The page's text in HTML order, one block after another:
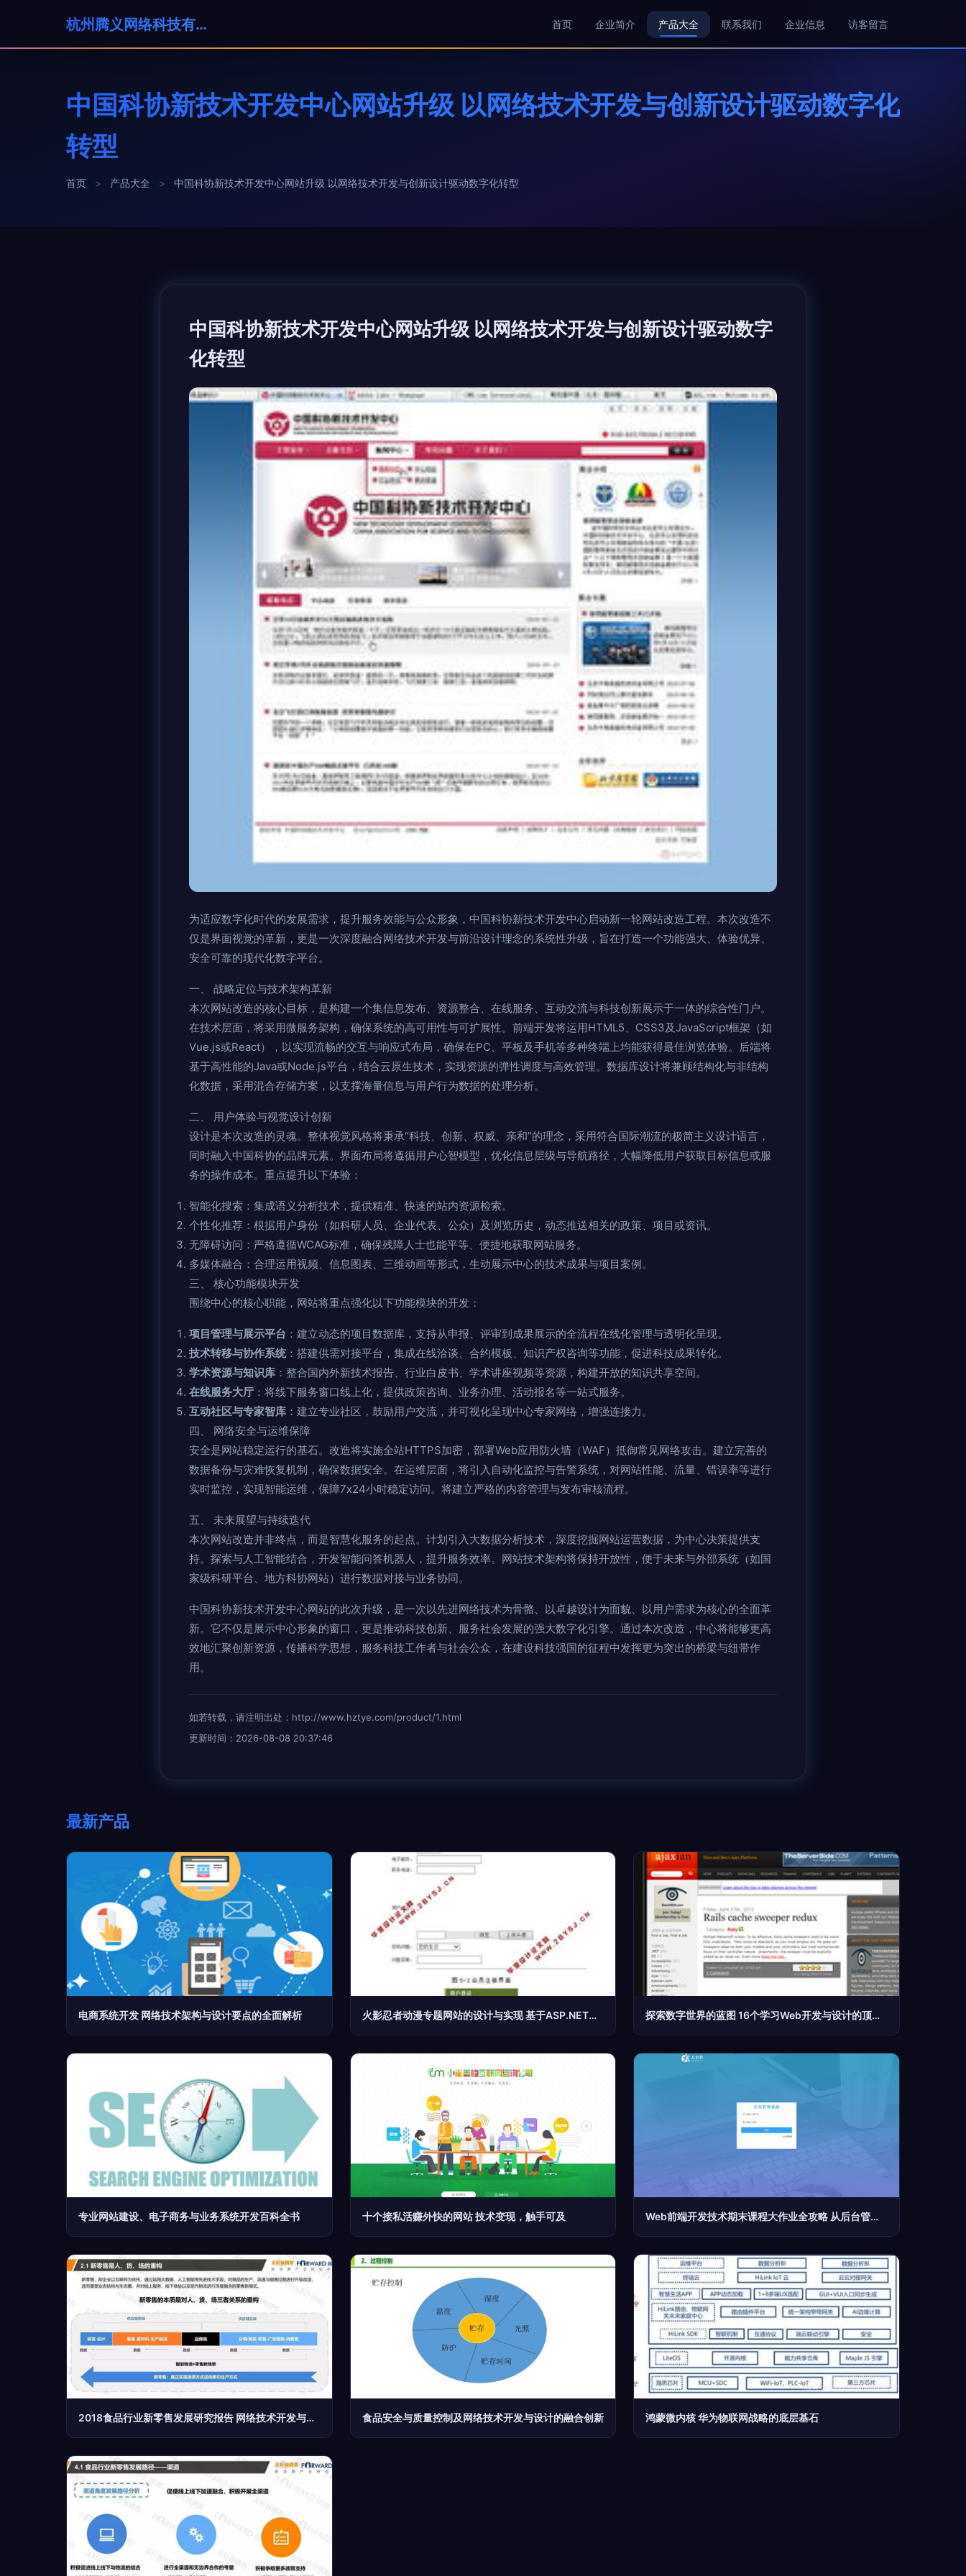
杭州腾义网络科技有限公司 首页 企业简介 产品大全 联系我们 企业信息 访客留言
中国科协新技术开发中心网站升级 以网络技术开发与创新设计驱动数字化
转型
首页 > 产品大全 > 中国科协新技术开发中心网站升级 以网络技术开发与创新设计驱动数字化转型
中国科协新技术开发中心网站升级 以网络技术开发与创新设计驱动数字
化转型
为适应数字化时代的发展需求，提升服务效能与公众形象，中国科协新技术开发中心启动新一轮网站改造工程。本次改造不
仅是界面视觉的革新，更是一次深度融合网络技术开发与前沿设计理念的系统性升级，旨在打造一个功能强大、体验优异、
安全可靠的现代化数字平台。
一、 战略定位与技术架构革新
本次网站改造的核心目标，是构建一个集信息发布、资源整合、在线服务、互动交流与科技创新展示于一体的综合性门户。
在技术层面，将采用微服务架构，确保系统的高可用性与可扩展性。前端开发将运用HTML5、CSS3及JavaScript框架（如
Vue.js或React），以实现流畅的交互与响应式布局，确保在PC、平板及手机等多种终端上均能获得最佳浏览体验。后端将
基于高性能的Java或Node.js平台，结合云原生技术，实现资源的弹性调度与高效管理。数据库设计将兼顾结构化与非结构
化数据，采用混合存储方案，以支撑海量信息与用户行为数据的处理分析。
二、 用户体验与视觉设计创新
设计是本次改造的灵魂。整体视觉风格将秉承“科技、创新、权威、亲和”的理念，采用符合国际潮流的极简主义设计语言，
同时融入中国科协的品牌元素。界面布局将遵循用户心智模型，优化信息层级与导航路径，大幅降低用户获取目标信息或服
务的操作成本。重点提升以下体验：
智能化搜索：集成语义分析技术，提供精准、快速的站内资源检索。
个性化推荐：根据用户身份（如科研人员、企业代表、公众）及浏览历史，动态推送相关的政策、项目或资讯。
无障碍访问：严格遵循WCAG标准，确保残障人士也能平等、便捷地获取网站服务。
多媒体融合：合理运用视频、信息图表、三维动画等形式，生动展示中心的技术成果与项目案例。
三、 核心功能模块开发
围绕中心的核心职能，网站将重点强化以下功能模块的开发：
项目管理与展示平台 ：建立动态的项目数据库，支持从申报、评审到成果展示的全流程在线化管理与透明化呈现。
技术转移与协作系统：搭建供需对接平台，集成在线洽谈、合约模板、知识产权咨询等功能，促进科技成果转化。
学术资源与知识库 ：整合国内外新技术报告、行业白皮书、学术讲座视频等资源，构建开放的知识共享空间。
在线服务大厅 ：将线下服务窗口线上化，提供政策咨询、业务办理、活动报名等一站式服务。
互动社区与专家智库 ：建立专业社区，鼓励用户交流，并可视化呈现中心专家网络，增强连接力。
四、 网络安全与运维保障
安全是网站稳定运行的基石。改造将实施全站HTTPS加密，部署Web应用防火墙（WAF）抵御常见网络攻击。建立完善的
数据备份与灾难恢复机制，确保数据安全。在运维层面，将引入自动化监控与告警系统，对网站性能、流量、错误率等进行
实时监控，实现智能运维，保障7x24小时稳定访问。将建立严格的内容管理与发布审核流程。
五、 未来展望与持续迭代
本次网站改造并非终点，而是智慧化服务的起点。计划引入大数据分析技术，深度挖掘网站运营数据，为中心决策提供支
持。探索与人工智能结合，开发智能问答机器人，提升服务效率。网站技术架构将保持开放性，便于未来与外部系统（如国
家级科研平台、地方科协网站）进行数据对接与业务协同。
中国科协新技术开发中心网站的此次升级，是一次以先进网络技术为骨骼、以卓越设计为面貌、以用户需求为核心的全面革
新。它不仅是展示中心形象的窗口，更是推动科技创新、服务社会发展的强大数字化引擎。通过本次改造，中心将能够更高
效地汇聚创新资源，传播科学思想，服务科技工作者与社会公众，在建设科技强国的征程中发挥更为突出的桥梁与纽带作
用。
如若转载，请注明出处：http://www.hztye.com/product/1.html
更新时间：2026-08-08 20:37:46
最新产品
电商系统开发 网络技术架构与设计要点的全面解析 火影忍者动漫专题网站的设计与实现 基于ASP.NET与SQL Server的网络技术开发实践 探索数字世界的蓝图 16个学习Web开发与设计的顶尖教程网站与博客
专业网站建设、电子商务与业务系统开发百科全书 十个接私活赚外快的网站 技术变现，触手可及 Web前端开发技术期末课程大作业全攻略 从后台管理系统到个人博客实践
2018食品行业新零售发展研究报告 网络技术开发与设计的创新驱动 食品安全与质量控制及网络技术开发与设计的融合创新 鸿蒙微内核 华为物联网战略的底层基石